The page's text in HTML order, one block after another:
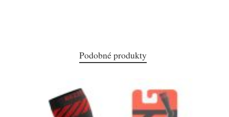
Podobné produkty